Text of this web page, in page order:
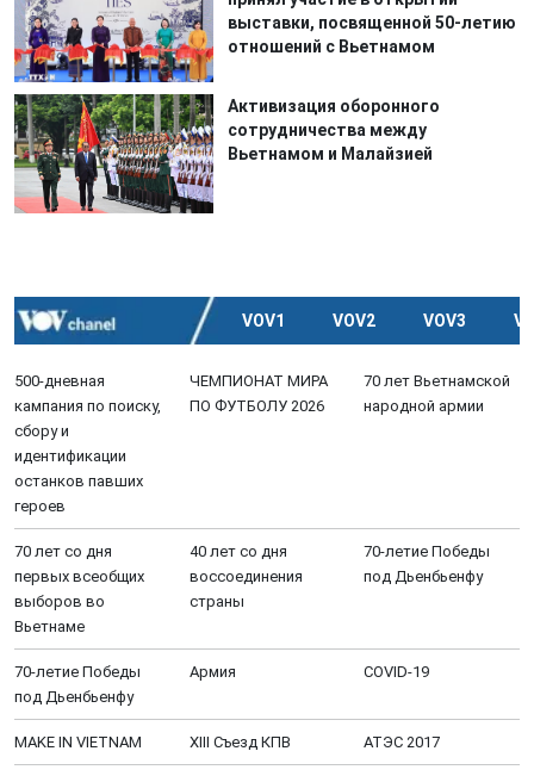
выставки, посвященной 50-летию
отношений с Вьетнамом
Активизация оборонного
сотрудничества между
Вьетнамом и Малайзией
VOV1 VOV2 VOV3
500-дневная
кампания по поиску,
сбору и
идентификации
останков павших
героев
ЧЕМПИОНАТ МИРА
ПО ФУТБОЛУ 2026
70 лет Вьетнамской
народной армии
70 лет со дня
первых всеобщих
выборов во
Вьетнаме
40 лет со дня
воссоединения
страны
70-летие Победы
под Дьенбьенфу
70-летие Победы
под Дьенбьенфу
Aрмия COVID-19
MAKE IN VIETNAM XIII Cъезд КПВ АТЭС 2017